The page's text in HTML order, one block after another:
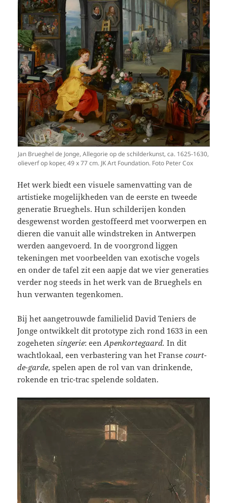
Jan Brueghel de Jonge, Allegorie op de schilderkunst, ca. 1625-1630,
olieverf op koper, 49 x 77 cm. JK Art Foundation. Foto Peter Cox
Het werk biedt een visuele samenvatting van de
artistieke mogelijkheden van de eerste en tweede
generatie Brueghels. Hun schilderijen konden
desgewenst worden gestoffeerd met voorwerpen en
dieren die vanuit alle windstreken in Antwerpen
werden aangevoerd. In de voorgrond liggen
tekeningen met voorbeelden van exotische vogels
en onder de tafel zit een aapje dat we vier generaties
verder nog steeds in het werk van de Brueghels en
hun verwanten tegenkomen.
Bij het aangetrouwde familielid David Teniers de
Jonge ontwikkelt dit prototype zich rond 1633 in een
zogehetensingerie: eenApenkortegaard.In dit
wachtlokaal, een verbastering van het Fransecourt-
de-garde, spelen apen de rol van van drinkende,
rokende en tric-trac spelende soldaten.